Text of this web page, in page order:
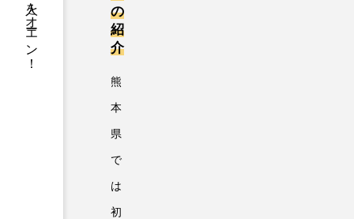
の
紹
介
熊
本
県
で
は
初